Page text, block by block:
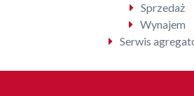
Sprzedaż
Wynajem
Serwis